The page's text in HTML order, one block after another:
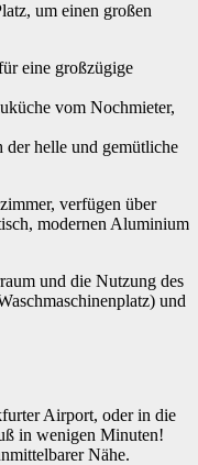
um einen großen
eine großzügige
vom Nochmieter,
der helle und gemütliche
verfügen über
modernen Aluminium
und die Nutzung des
und
Airport, oder in die
in wenigen Minuten!
Nähe.